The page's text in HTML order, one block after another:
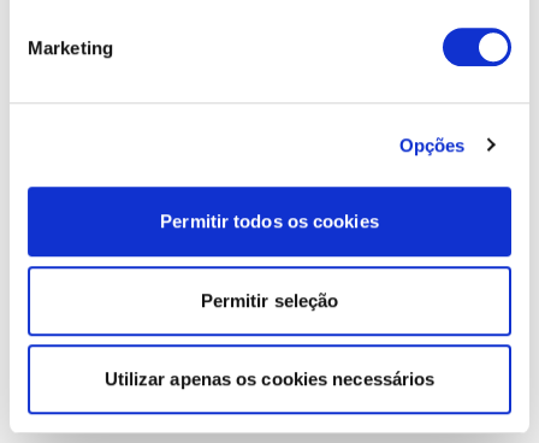
Marketing
Opções
Permitir todos os cookies
Permitir seleção
Utilizar apenas os cookies necessários